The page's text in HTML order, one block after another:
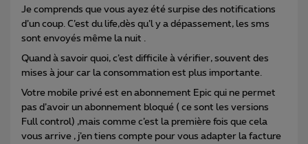
Je comprends que vous ayez été surpise des notifications
d’un coup. C’est du life,dès qu’l y a dépassement, les sms
sont envoyés même la nuit .
Quand à savoir quoi, c’est difficile à vérifier, souvent des
mises à jour car la consommation est plus importante.
Votre mobile privé est en abonnement Epic qui ne permet
pas d’avoir un abonnement bloqué ( ce sont les versions
Full control) ,mais comme c’est la première fois que cela
vous arrive , j’en tiens compte pour vous adapter la facture